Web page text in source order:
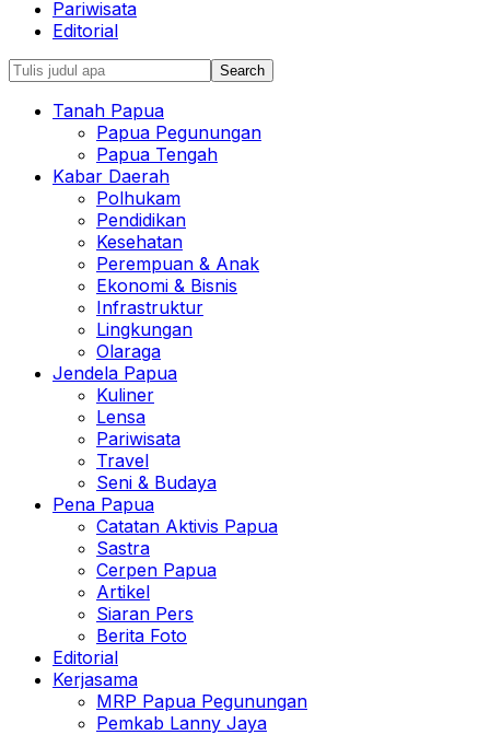
Pariwisata
Editorial
Tanah Papua
Papua Pegunungan
Papua Tengah
Kabar Daerah
Polhukam
Pendidikan
Kesehatan
Perempuan & Anak
Ekonomi & Bisnis
Infrastruktur
Lingkungan
Olaraga
Jendela Papua
Kuliner
Lensa
Pariwisata
Travel
Seni & Budaya
Pena Papua
Catatan Aktivis Papua
Sastra
Cerpen Papua
Artikel
Siaran Pers
Berita Foto
Editorial
Kerjasama
MRP Papua Pegunungan
Pemkab Lanny Jaya